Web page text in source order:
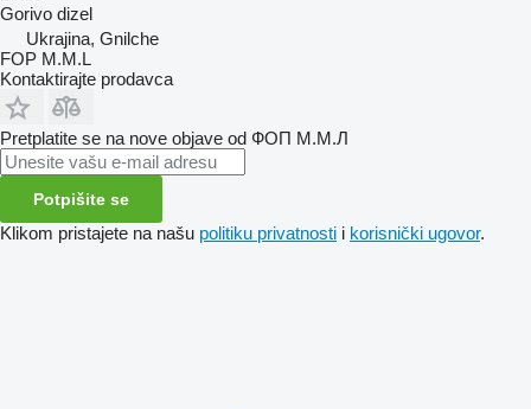
Gorivo dizel
Ukrajina, Gnilche
FOP M.M.L
Kontaktirajte prodavca
Pretplatite se na nove objave od ФОП М.М.Л
Potpišite se
Klikom pristajete na našu politiku privatnosti i korisnički ugovor.